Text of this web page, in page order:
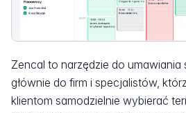
Zencal to narzędzie do
głównie do firm i specjalistów,
klientom samodzielnie wybierać